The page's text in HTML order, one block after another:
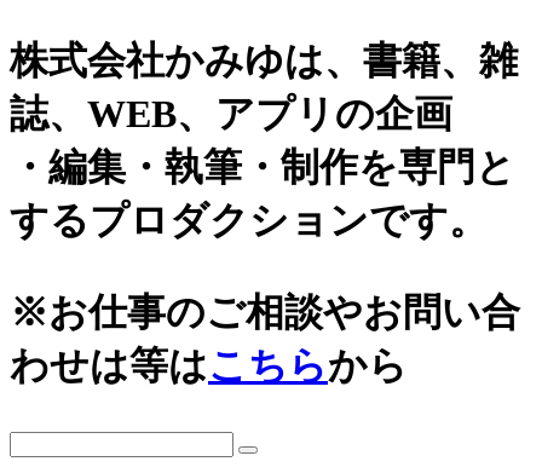
株式会社かみゆは、書籍、雑
誌、WEB、アプリの企画
・編集・執筆・制作を専門と
するプロダクションです。
※お仕事のご相談やお問い合
わせは等はこちらから